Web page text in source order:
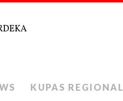
KUPAS REGIONAL